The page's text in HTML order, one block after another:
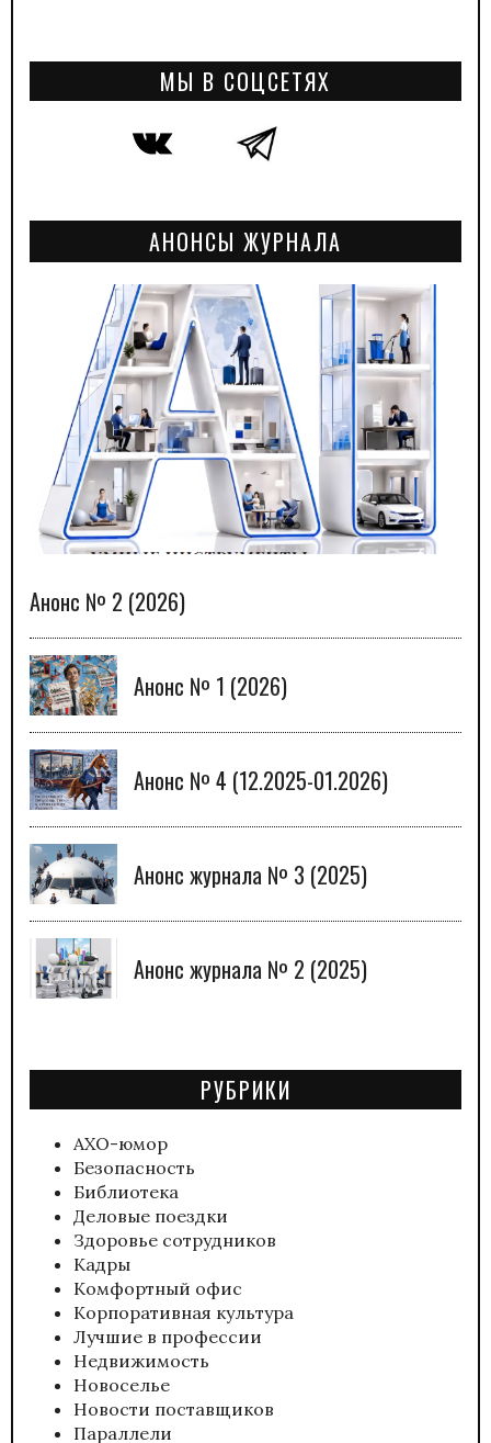
МЫ В СОЦСЕТЯХ
АНОНСЫ ЖУРНАЛА
Анонс № 2 (2026)
Анонс № 1 (2026)
Анонс № 4 (12.2025-01.2026)
Анонс журнала № 3 (2025)
Анонс журнала № 2 (2025)
РУБРИКИ
АХО-юмор
Безопасность
Библиотека
Деловые поездки
Здоровье сотрудников
Кадры
Комфортный офис
Корпоративная культура
Лучшие в профессии
Недвижимость
Новоселье
Новости поставщиков
Параллели